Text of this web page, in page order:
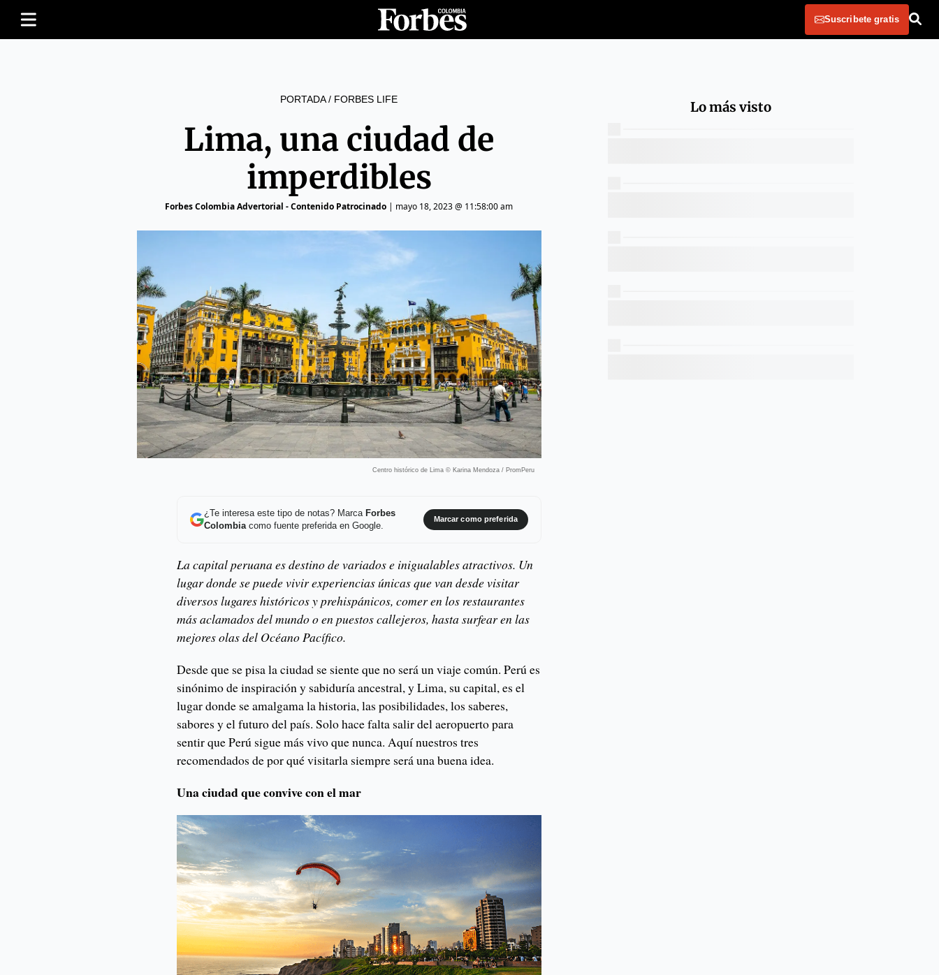
Suscribete gratis
PORTADA/ FORBES LIFE
Lima, una ciudad de
imperdibles
Forbes Colombia Advertorial - Contenido Patrocinado | mayo 18, 2023 @ 11:58:00 am
Centro histórico de Lima © Karina Mendoza / PromPeru
¿Te interesa este tipo de notas? Marca Forbes
Colombiacomo fuente preferida en Google.
Marcar como preferida
La capital peruana es destino de variados e inigualables atractivos. Un
lugar donde se puede vivir experiencias únicas que van desde visitar
diversos lugares históricos y prehispánicos, comer en los restaurantes
más aclamados del mundo o en puestos callejeros, hasta surfear en las
mejores olas del Océano Pacífico.
Desde que se pisa la ciudad se siente que no será un viaje común. Perú es
sinónimo de inspiración y sabiduría ancestral, y Lima, su capital, es el
lugar donde se amalgama la historia, las posibilidades, los saberes,
sabores y el futuro del país. Solo hace falta salir del aeropuerto para
sentir que Perú sigue más vivo que nunca. Aquí nuestros tres
recomendados de por qué visitarla siempre será una buena idea.
Una ciudad que convive con el mar
Lo más visto